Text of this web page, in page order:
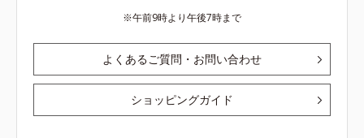
午前9時より午後7時まで
よくあるご質問・お問い合わせ
ショッピングガイド